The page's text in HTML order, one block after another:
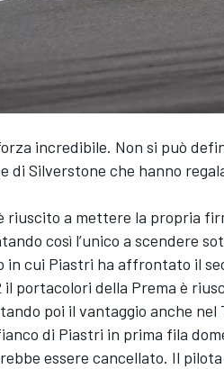
incredibile. Non si può
di Silverstone che hanno
riuscito a mettere la propria
così l’unico a scendere
in cui Piastri ha affrontato il
il portacolori della Prema è
poi il vantaggio anche nel
di Piastri in prima fila
essere cancellato. Il